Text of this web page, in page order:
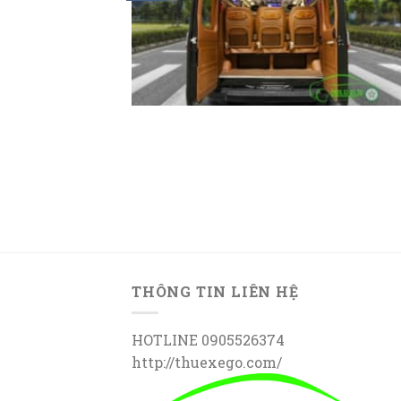
THÔNG TIN LIÊN HỆ
HOTLINE 0905526374
http://thuexego.com/